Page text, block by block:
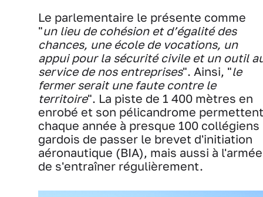
Le parlementaire le présente comme
"un lieu de cohésion et d’égalité des
chances, une école de vocations, un
appui pour la sécurité civile et un outil
service de nos entreprises". Ainsi, "le
fermer serait une faute contre le
territoire". La piste de 1 400 mètres en
enrobé et son pélicandrome permettent
chaque année à presque 100 collégiens
gardois de passer le brevet d'initiation
aéronautique (BIA), mais aussi à l'armée
de s'entraîner régulièrement.